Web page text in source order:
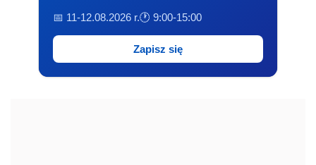
📅 11-12.08.2026 r.🕐 9:00-15:00
Zapisz się